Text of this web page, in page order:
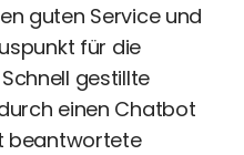
guten Service und
für die
gestillte
einen Chatbot
beantwortete